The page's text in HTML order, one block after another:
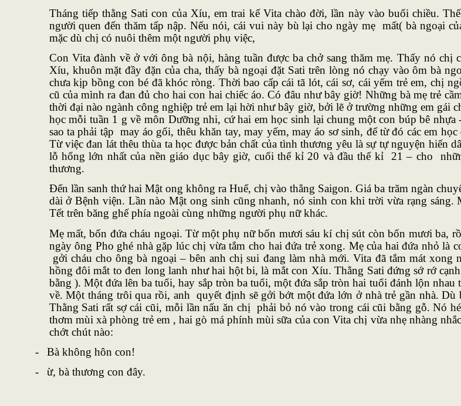
Tháng tiếp thằng Sati con của Xíu, em trai kế Vita chào đời, lần này vào buổi chiều.
người quen đến thăm tấp nập. Nếu nói, cái vui này bù lại cho ngày mẹ mất( bà ngoại
mặc dù chị có nuôi thêm một người phụ việc,
Con Vita đành về ở với ông bà nội, hàng tuần được ba chở sang thăm mẹ. Thấy nó
Xíu, khuôn mặt đầy đặn của cha, thấy bà ngoại đặt Sati trên lòng nó chạy vào ôm bà
chưa kịp bồng con bé đã khóc ròng. Thời bao cấp cái tã lót, cái sơ, cái yếm trẻ em, chị
cũ của mình ra đan đủ cho hai con hai chiếc áo. Có đâu như bây giờ! Những bà mẹ trẻ
thời đại nào ngành công nghiệp trẻ em lại hời như bây giờ, bởi lẽ ở trường những em gái
học mỗi tuần 1 g về môn Dưỡng nhi, cứ hai em học sinh lại chung một con búp bê
sao ta phải tập may áo gối, thêu khăn tay, may yếm, may áo sơ sinh, để từ đó các em
Từ việc đan lát thêu thùa ta học được bản chất của tình thương yêu là sự tự nguyện hiến
lỗ hổng lớn nhất của nền giáo dục bây giờ, cuối thế kỉ 20 và đầu thế kỉ 21 – cho
thương.
Đến lần sanh thứ hai Mật ong không ra Huế, chị vào thẳng Saigon. Giá ba trăm ngàn
dài ở Bệnh viện. Lần nào Mật ong sinh cũng nhanh, nó sinh con khi trời vừa rạng
Tết trên băng ghế phía ngoài cùng những người phụ nữ khác.
Mẹ mất, bốn đứa cháu ngoại. Từ một phụ nữ bốn mươi sáu kí chị sút còn bốn mươi ba,
ngày ông Pho ghé nhà gặp lúc chị vừa tắm cho hai đứa trẻ xong. Mẹ của hai đứa nhỏ
gởi cháu cho ông bà ngoại – bên anh chị sui đang làm nhà mới. Vita đã tắm mát
hồng đôi mắt to đen long lanh như hai hột bi, là mắt con Xíu. Thằng Sati đứng sớ rớ
bằng ). Một đứa lên ba tuổi, hay sắp tròn ba tuổi, một đứa sắp tròn hai tuổi đánh lộn
về. Một tháng trôi qua rồi, anh quyết định sẽ gởi bớt một đứa lớn ở nhà trẻ gần nhà.
Thằng Sati rất sợ cái cũi, mỗi lần nấu ăn chị phải bỏ nó vào trong cái cũi bằng gỗ. Nó
thơm mùi xà phòng trẻ em , hai gò má phính mùi sữa của con Vita chị vừa nhẹ nhàng
chớt chút nào:
-
Bà không hôn con!
-
ừ, bà thương con đây.